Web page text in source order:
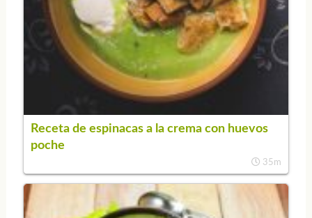
Receta de espinacas a la crema con huevos
poche
35m